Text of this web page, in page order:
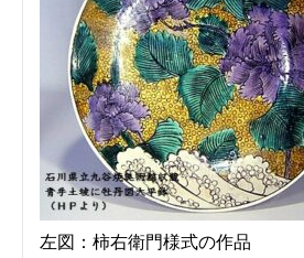
左図：柿右衛門様式の作品